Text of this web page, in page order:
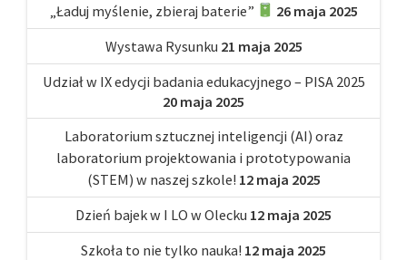
„Ładuj myślenie, zbieraj baterie”
26 maja 2025
Wystawa Rysunku 21 maja 2025
Udział w IX edycji badania edukacyjnego – PISA 2025
20 maja 2025
Laboratorium sztucznej inteligencji (AI) oraz
laboratorium projektowania i prototypowania
(STEM) w naszej szkole! 12 maja 2025
Dzień bajek w I LO w Olecku 12 maja 2025
Szkoła to nie tylko nauka! 12 maja 2025